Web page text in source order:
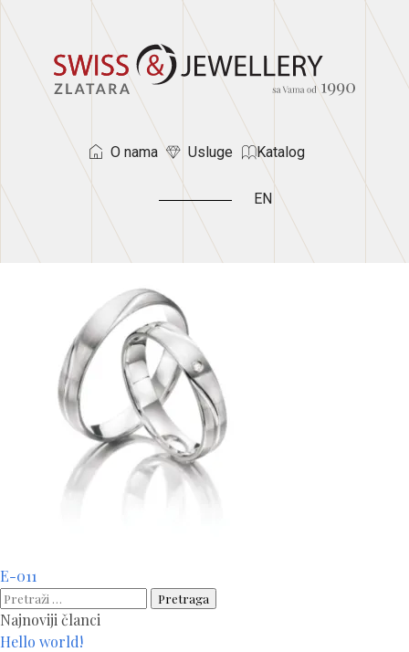
O nama Usluge Katalog
EN
Navigacija
članaka
E-011
Pretraga:
Najnoviji članci
Hello world!